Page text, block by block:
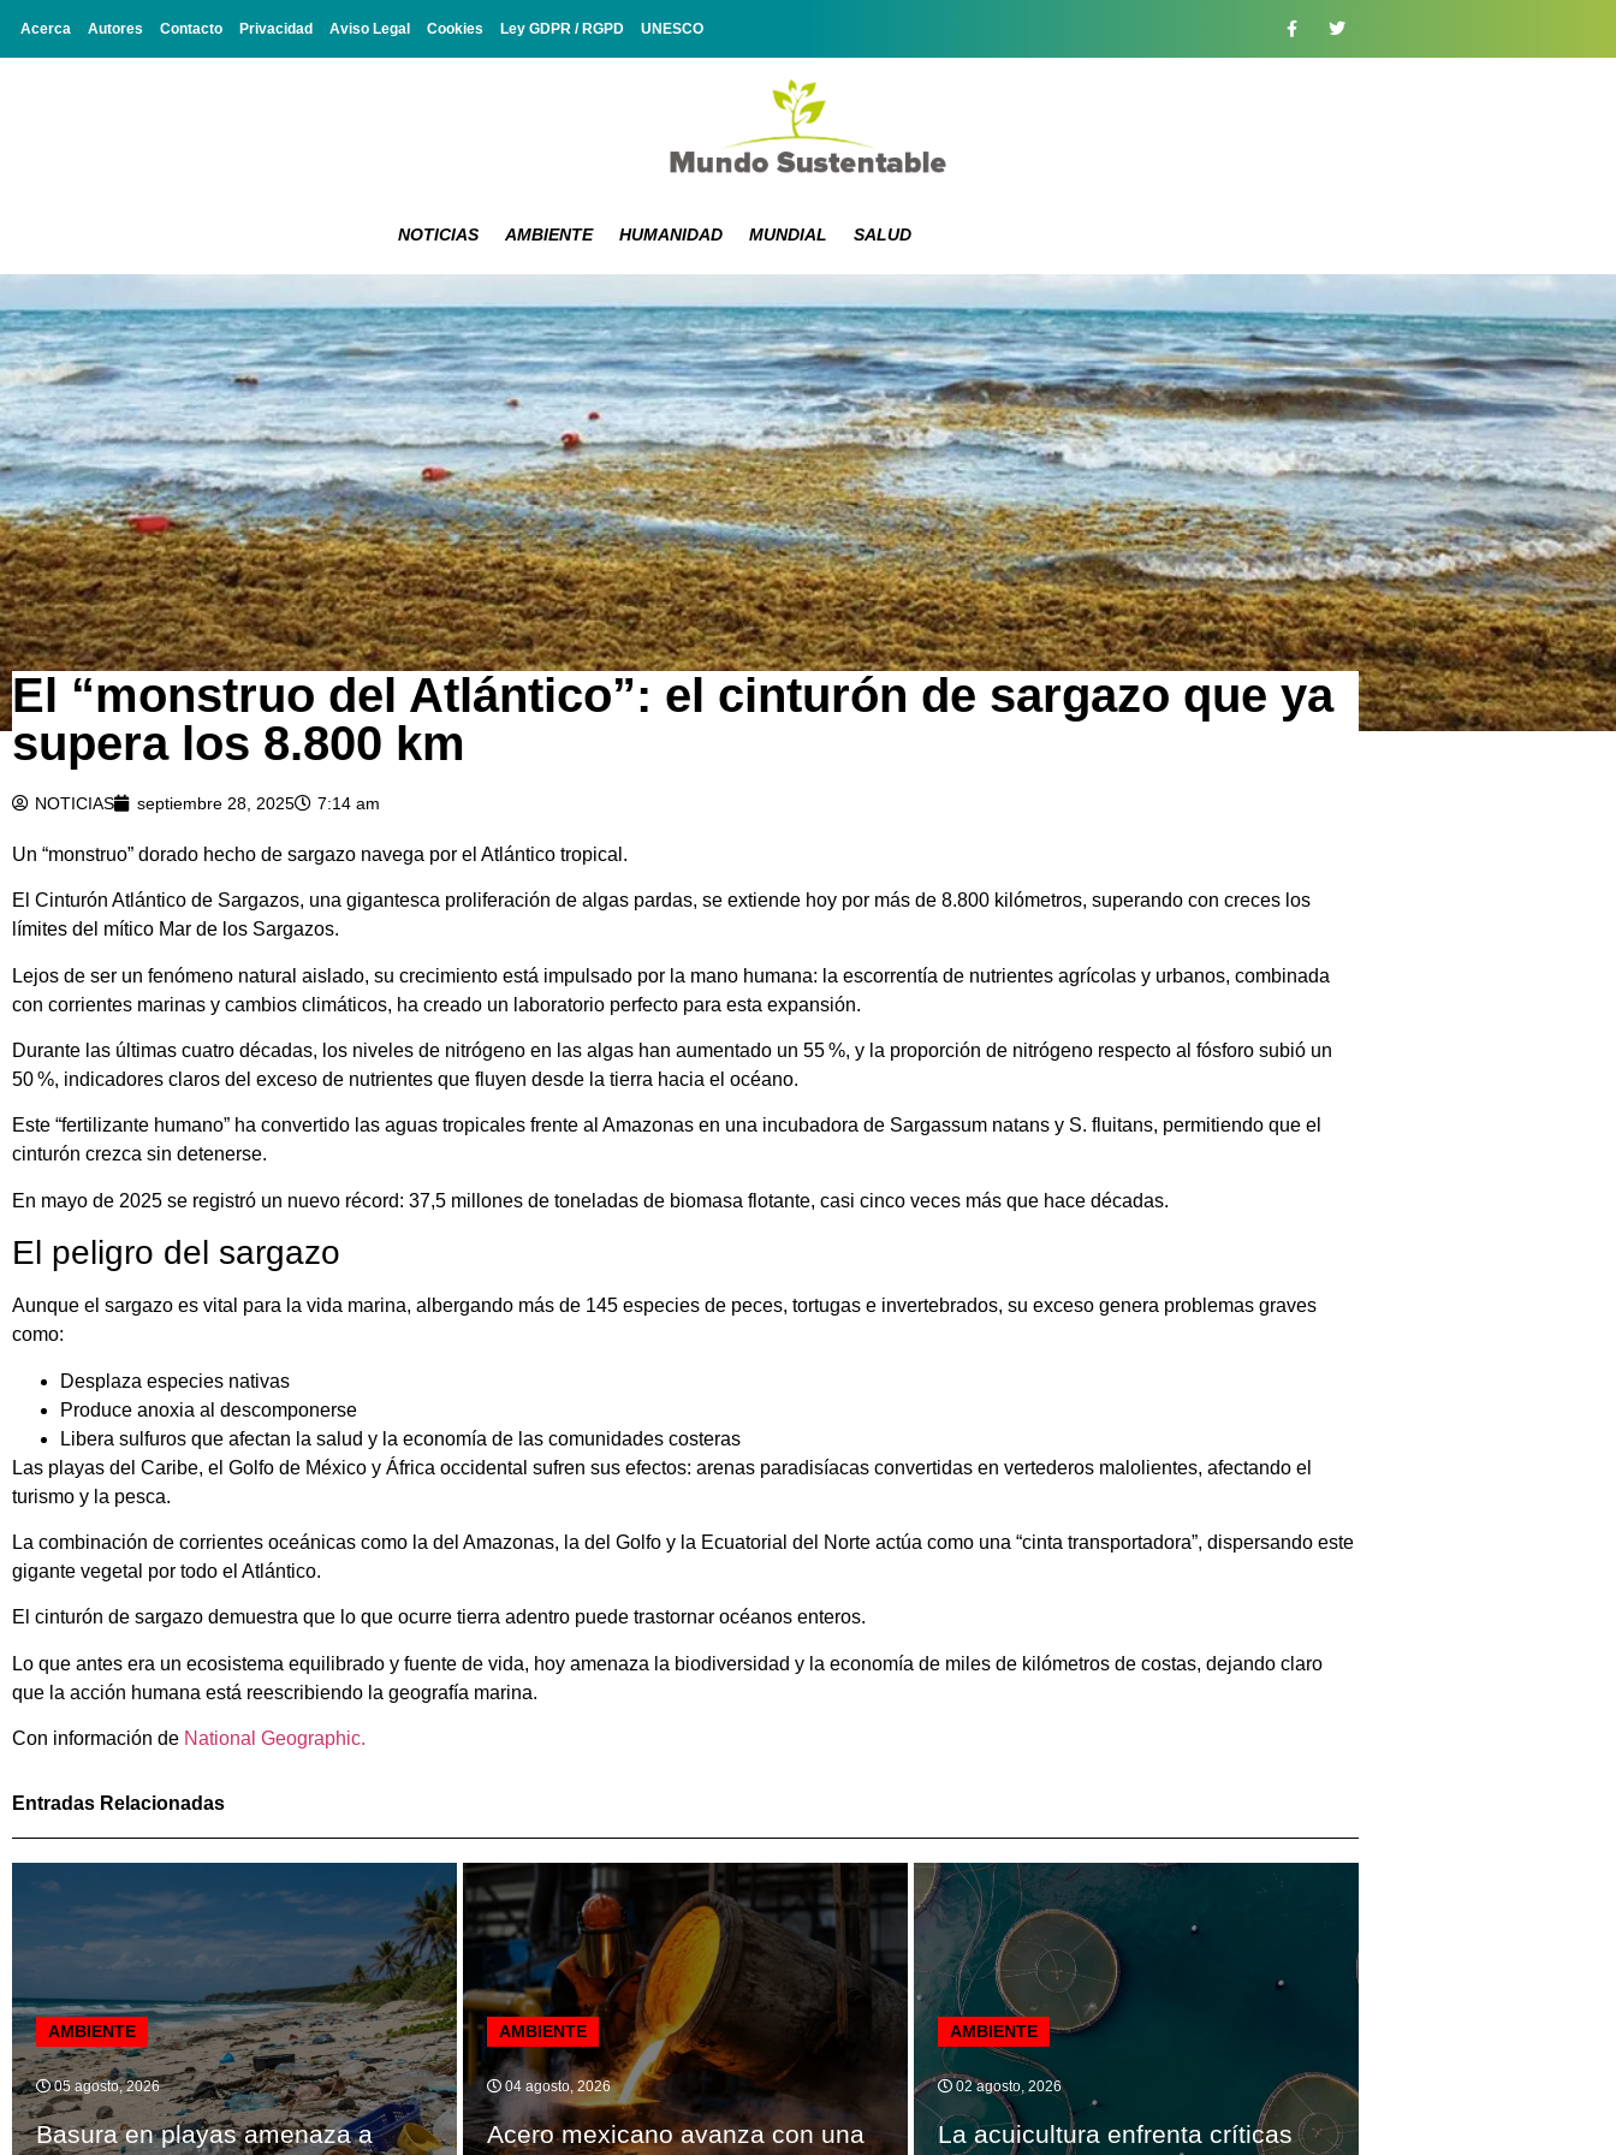
Acerca Autores Contacto Privacidad Aviso Legal Cookies Ley GDPR / RGPD UNESCO
NOTICIAS AMBIENTE HUMANIDAD MUNDIAL SALUD
El “monstruo del Atlántico”: el cinturón de sargazo que ya
supera los 8.800 km
NOTICIAS septiembre 28, 2025 7:14 am
Un “monstruo” dorado hecho de sargazo navega por el Atlántico tropical.
El Cinturón Atlántico de Sargazos, una gigantesca proliferación de algas pardas, se extiende hoy por más de 8.800 kilómetros, superando con creces los
límites del mítico Mar de los Sargazos.
Lejos de ser un fenómeno natural aislado, su crecimiento está impulsado por la mano humana: la escorrentía de nutrientes agrícolas y urbanos, combinada
con corrientes marinas y cambios climáticos, ha creado un laboratorio perfecto para esta expansión.
Durante las últimas cuatro décadas, los niveles de nitrógeno en las algas han aumentado un 55 %, y la proporción de nitrógeno respecto al fósforo subió un
50 %, indicadores claros del exceso de nutrientes que fluyen desde la tierra hacia el océano.
Este “fertilizante humano” ha convertido las aguas tropicales frente al Amazonas en una incubadora de Sargassum natans y S. fluitans, permitiendo que el
cinturón crezca sin detenerse.
En mayo de 2025 se registró un nuevo récord: 37,5 millones de toneladas de biomasa flotante, casi cinco veces más que hace décadas.
El peligro del sargazo
Aunque el sargazo es vital para la vida marina, albergando más de 145 especies de peces, tortugas e invertebrados, su exceso genera problemas graves
como:
Desplaza especies nativas
Produce anoxia al descomponerse
Libera sulfuros que afectan la salud y la economía de las comunidades costeras
Las playas del Caribe, el Golfo de México y África occidental sufren sus efectos: arenas paradisíacas convertidas en vertederos malolientes, afectando el
turismo y la pesca.
La combinación de corrientes oceánicas como la del Amazonas, la del Golfo y la Ecuatorial del Norte actúa como una “cinta transportadora”, dispersando este
gigante vegetal por todo el Atlántico.
El cinturón de sargazo demuestra que lo que ocurre tierra adentro puede trastornar océanos enteros.
Lo que antes era un ecosistema equilibrado y fuente de vida, hoy amenaza la biodiversidad y la economía de miles de kilómetros de costas, dejando claro
que la acción humana está reescribiendo la geografía marina.
Con información de National Geographic.
Entradas Relacionadas
AMBIENTE
05 agosto, 2026
Basura en playas amenaza a
AMBIENTE
04 agosto, 2026
Acero mexicano avanza con una
AMBIENTE
02 agosto, 2026
La acuicultura enfrenta críticas